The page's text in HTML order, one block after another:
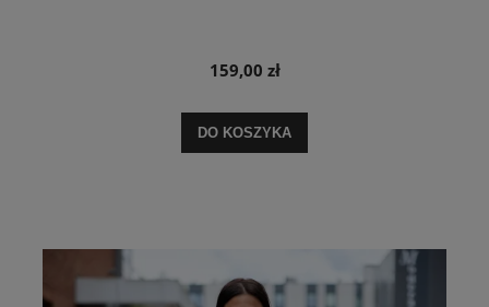
159,00 zł
DO KOSZYKA